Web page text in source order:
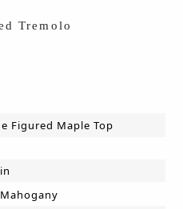
Tremolo
Figured Maple Top